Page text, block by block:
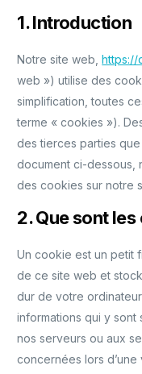
1. Introduction
Notre site web,https://
web ») utilise des
simplification, toutes
terme « cookies »).
des tierces parties
document ci-dessous,
des cookies sur notre
2. Que sont
Un cookie est un petit
de ce site web et
dur de votre
informations qui y
nos serveurs ou aux
concernées lors d’une